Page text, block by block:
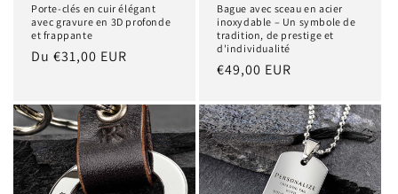
Porte-clés en cuir élégant
avec gravure en 3D profonde
et frappante
Prix
Du €31,00 EUR
Bague avec sceau en acier
inoxydable – Un symbole de
tradition, de prestige et
d'individualité
Prix
€49,00 EUR